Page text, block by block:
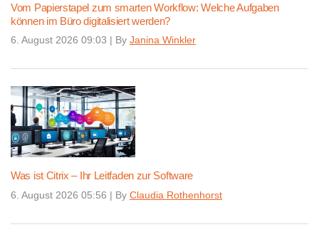
Vom Papierstapel zum smarten Workflow: Welche Aufgaben
können im Büro digitalisiert werden?
6. August 2026 09:03 | By Janina Winkler
Was ist Citrix – Ihr Leitfaden zur Software
6. August 2026 05:56 | By Claudia Rothenhorst